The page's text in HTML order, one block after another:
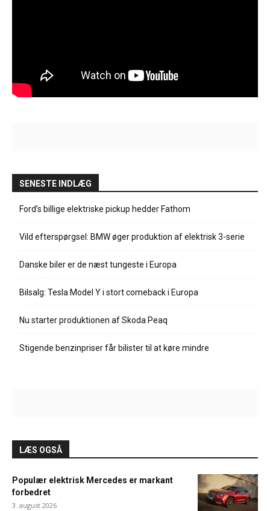
SENESTE INDLÆG
Ford’s billige elektriske pickup hedder Fathom
Vild efterspørgsel: BMW øger produktion af elektrisk 3-serie
Danske biler er de næst tungeste i Europa
Bilsalg: Tesla Model Y i stort comeback i Europa
Nu starter produktionen af Skoda Peaq
Stigende benzinpriser får bilister til at køre mindre
LÆS OGSÅ
Populær elektrisk Mercedes er markant
forbedret
3. august 2026